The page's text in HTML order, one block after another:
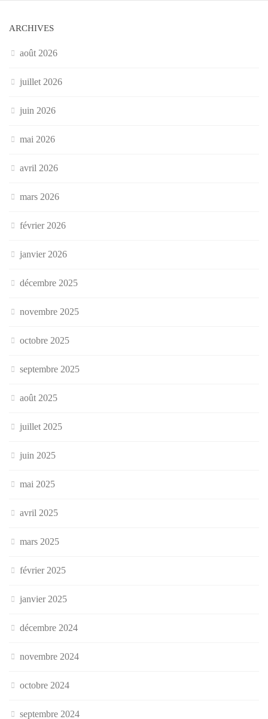
ARCHIVES
août 2026
juillet 2026
juin 2026
mai 2026
avril 2026
mars 2026
février 2026
janvier 2026
décembre 2025
novembre 2025
octobre 2025
septembre 2025
août 2025
juillet 2025
juin 2025
mai 2025
avril 2025
mars 2025
février 2025
janvier 2025
décembre 2024
novembre 2024
octobre 2024
septembre 2024